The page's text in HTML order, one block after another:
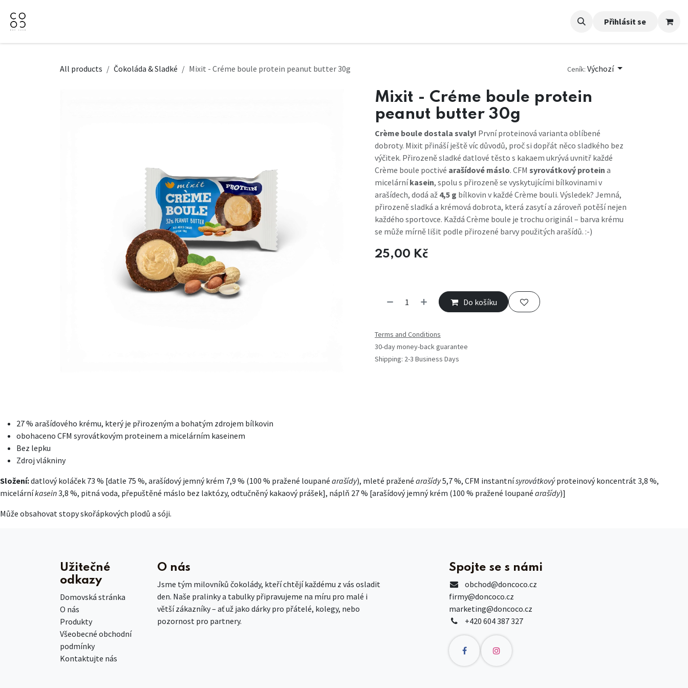
Přihlásit se
All products Čokoláda & Sladké Mixit - Créme boule protein peanut butter 30g Ceník: Výchozí
Mixit - Créme boule protein
peanut butter 30g
Crème boule dostala svaly! První proteinová varianta oblíbené
dobroty. Mixit přináší ještě víc důvodů, proč si dopřát něco sladkého bez
výčitek. Přirozeně sladké datlové těsto s kakaem ukrývá uvnitř každé
Crème boule poctivé arašídové máslo. CFM syrovátkový protein a
micelárníkasein, spolu s přirozeně se vyskytujícími bílkovinami v
arašídech, dodá až 4,5 g bílkovin v každé Crème bouli. Výsledek? Jemná,
přirozeně sladká a krémová dobrota, která zasytí a zároveň potěší nejen
každého sportovce. Každá Crème boule je trochu originál – barva krému
se může mírně lišit podle přirozené barvy použitých arašídů. :-)
25,00 Kč
Do košíku
Terms and Conditions
30-day money-back guarantee
Shipping: 2-3 Business Days
27 % arašídového krému, který je přirozeným a bohatým zdrojem bílkovin
obohaceno CFM syrovátkovým proteinem a micelárním kaseinem
Bez lepku
Zdroj vlákniny
Složení:datlový koláček 73 % [datle 75 %, arašídový jemný krém 7,9 % (100 % pražené loupané arašídy), mleté pražené arašídy5,7 %, CFM instantnísyrovátkovýproteinový koncentrát 3,8 %,
micelárníkasein3,8 %, pitná voda, přepuštěné máslo bez laktózy, odtučněný kakaový prášek], náplň 27 % [arašídový jemný krém (100 % pražené loupané arašídy)]
Může obsahovat stopy skořápkových plodů a sóji.
Užitečné
odkazy
Domovská stránka
O nás
Produkty
Všeobecné obchodní
podmínky
Kontaktujte nás
O nás
Jsme tým milovníků čokolády, kteří chtějí každému z vás osladit
den. Naše pralinky a tabulky připravujeme na míru pro malé i
větší zákazníky – ať už jako dárky pro přátelé, kolegy, nebo
pozornost pro partnery.
Spojte se s námi
obchod@doncoco.cz
firmy@doncoco.cz
marketing@doncoco.cz
+420 604 387 327